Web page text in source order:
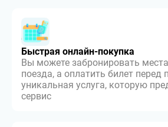
Быстрая онлайн-покупка
Вы можете забронировать
поезда, а оплатить билет перед
уникальная услуга, которую
сервис